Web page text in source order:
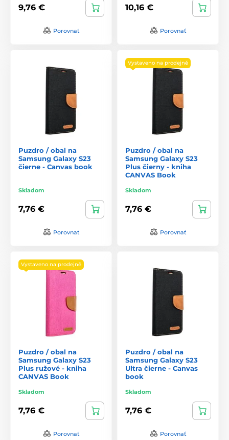
9,76 €
Porovnať
10,16 €
Porovnať
Puzdro / obal na
Samsung Galaxy S23
čierne - Canvas book
Skladom
7,76 €
Porovnať
Vystaveno na prodejně
Puzdro / obal na
Samsung Galaxy S23
Plus čierny - kniha
CANVAS Book
Skladom
7,76 €
Porovnať
Vystaveno na prodejně
Puzdro / obal na
Samsung Galaxy S23
Plus ružové - kniha
CANVAS Book
Skladom
7,76 €
Porovnať
Puzdro / obal na
Samsung Galaxy S23
Ultra čierne - Canvas
book
Skladom
7,76 €
Porovnať